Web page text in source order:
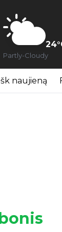
24
Partly-Cloudy
naujieną